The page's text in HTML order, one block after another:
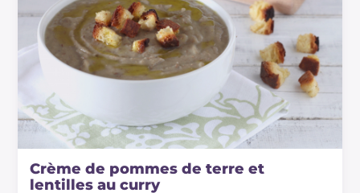
Crème de pommes de terre et
lentilles au curry